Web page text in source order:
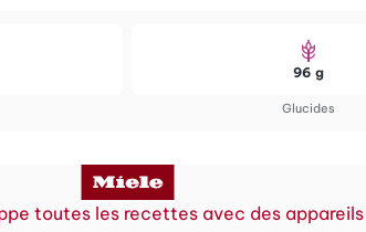
Glucides
96 g
toutes les recettes avec des